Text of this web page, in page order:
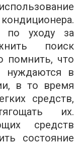
по уходу за
поиск
помнить, что
нуждаются в
в то время
средств,
их.
средств
состояние